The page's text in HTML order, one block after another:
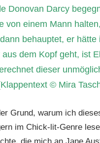
Donovan Darcy
von einem Mann
behauptet, er
aus dem Kopf geht, ist
dieser
© Mira
Grund, warum ich
im Chick-lit-Genre